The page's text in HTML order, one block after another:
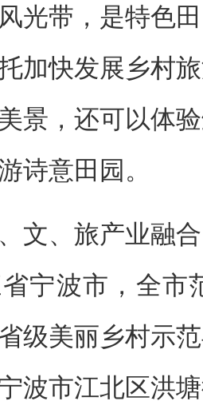
光带，是特色
加快发展乡村
景，还可以体
诗意田园。
、旅产业融合
宁波市，全市
级美丽乡村示
波市江北区洪